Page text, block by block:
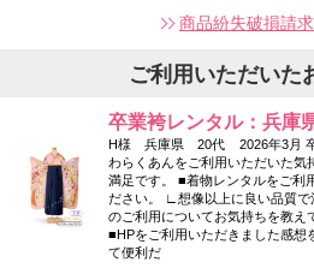
商品紛失破損請
ご利用いただいた
卒業袴レンタル：兵庫
H様 兵庫県 20代 2026年3月 卒
わらくあんをご利用いただいた
満足です。 ■着物レンタルをご利
ださい。 ∟想像以上に良い品質
のご利用についてお気持ちを教え
■HPをご利用いただきました感
て便利だ